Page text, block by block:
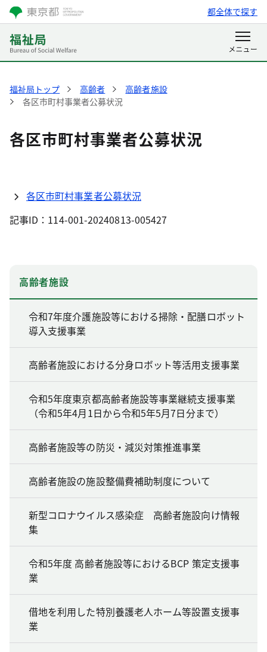
都全体で探す
福祉局トップ 高齢者
高齢者施設
各区市町村事業者公募状況
各区市町村事業者公募状況
各区市町村事業者公募状況
記事ID：114-001-20240813-005427
高齢者施設
令和7年度介護施設等における掃除・配膳ロボット
導入支援事業
高齢者施設における分身ロボット等活用支援事業
令和5年度東京都高齢者施設等事業継続支援事業
（令和5年4月1日から令和5年5月7日分まで）
高齢者施設等の防災・減災対策推進事業
高齢者施設の施設整備費補助制度について
新型コロナウイルス感染症 高齢者施設向け情報
集
令和5年度 高齢者施設等におけるBCP 策定支援事
業
借地を利用した特別養護老人ホーム等設置支援事
業